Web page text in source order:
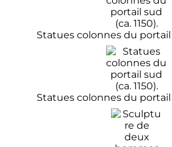
Statues colonnes du portail
Statues colonnes du portail